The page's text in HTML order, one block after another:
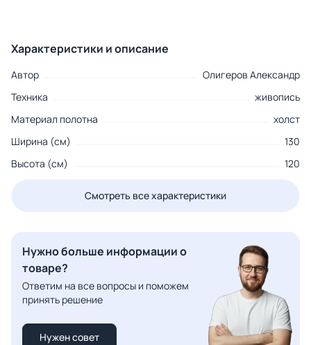
Характеристики и описание
Автор
Олигеров Александр
Техника
живопись
Материал полотна
холст
Ширина (см)
130
Высота (см)
120
Смотреть все характеристики
Нужно больше информации о
товаре?
Ответим на все вопросы и поможем
принять решение
Нужен совет